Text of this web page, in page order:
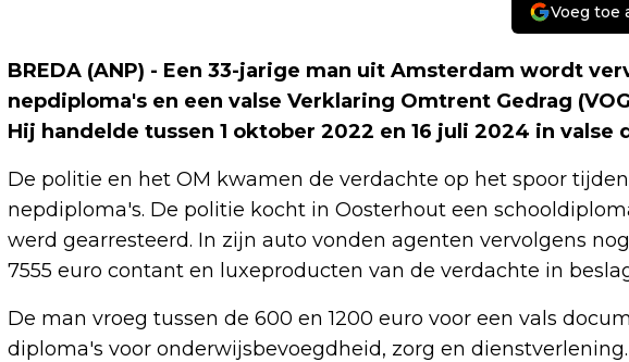
Voeg toe
BREDA (ANP) - Een 33-jarige man uit Amsterdam wordt
nepdiploma's en een valse Verklaring Omtrent Gedrag
Hij handelde tussen 1 oktober 2022 en 16 juli 2024 in valse
De politie en het OM kwamen de verdachte op het spoor
nepdiploma's. De politie kocht in Oosterhout een
werd gearresteerd. In zijn auto vonden agenten vervolgens
7555 euro contant en luxeproducten van de verdachte in
De man vroeg tussen de 600 en 1200 euro voor een vals
diploma's voor onderwijsbevoegdheid, zorg en